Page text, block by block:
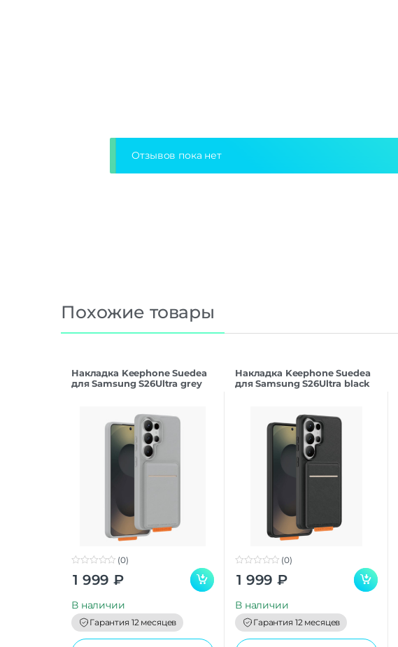
Отзывов пока нет
Похожие товары
Накладка Keephone Suedea
для Samsung S26Ultra grey
o
(0)
1 999 ₽
В наличии
Гарантия 12 месяцев
Накладка Keephone Suedea
для Samsung S26Ultra black
o
(0)
1 999 ₽
В наличии
Гарантия 12 месяцев